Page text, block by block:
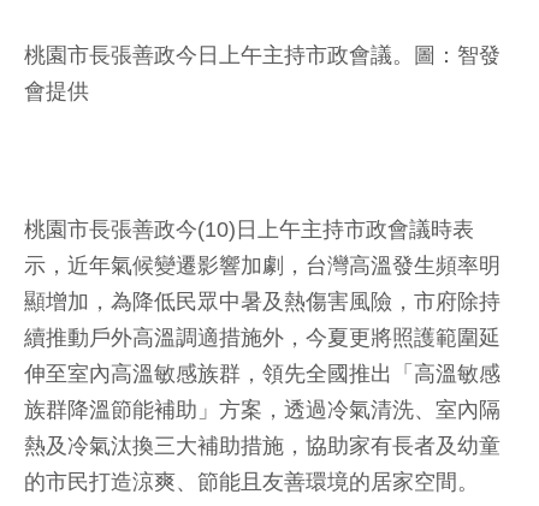
桃園市長張善政今日上午主持市政會議。圖：智發
會提供
桃園市長張善政今(10)日上午主持市政會議時表
示，近年氣候變遷影響加劇，台灣高溫發生頻率明
顯增加，為降低民眾中暑及熱傷害風險，市府除持
續推動戶外高溫調適措施外，今夏更將照護範圍延
伸至室內高溫敏感族群，領先全國推出「高溫敏感
族群降溫節能補助」方案，透過冷氣清洗、室內隔
熱及冷氣汰換三大補助措施，協助家有長者及幼童
的市民打造涼爽、節能且友善環境的居家空間。